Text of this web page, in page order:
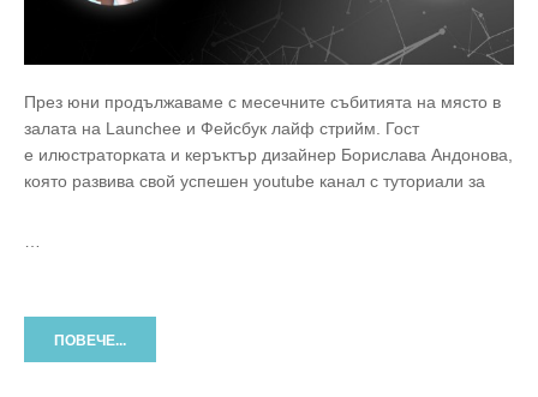
През юни продължаваме с месечните събитията на място в
залата на Launchee и Фейсбук лайф стрийм. Гост
е илюстраторката и керъктър дизайнер Борислава Андонова,
която развива свой успешен youtube канал с туториали за
…
ПОВЕЧЕ...